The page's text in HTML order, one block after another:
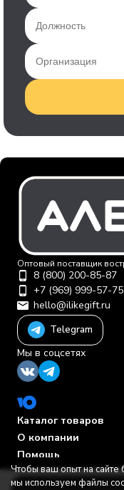
Оптовый поставщик
8 (800) 200-85-87
+7 (969) 999-57-75
hello@ilikegift.ru
Telegram
Мы в соцсетях
Каталог товаров
О компании
Помощь
Политика персональных
© 2012-2026 ООО
Чтобы ваш опыт на
мы используем файлы